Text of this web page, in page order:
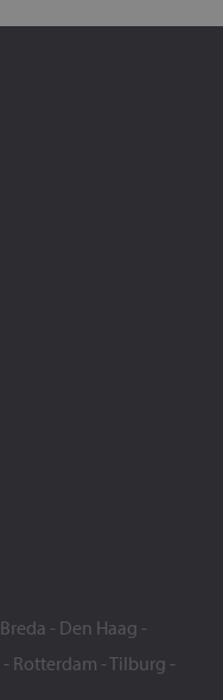
Breda - Den Haag -
- Rotterdam -Tilburg -